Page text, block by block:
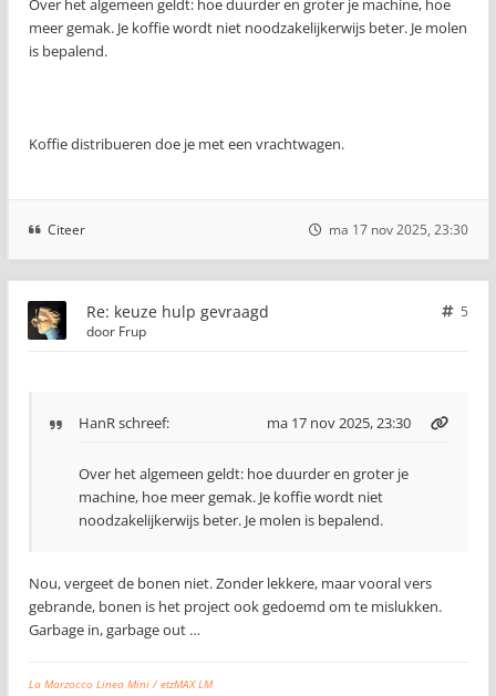
Over het algemeen geldt: hoe duurder en groter je machine, hoe
meer gemak. Je koffie wordt niet noodzakelijkerwijs beter. Je molen
is bepalend.
Koffie distribueren doe je met een vrachtwagen.
Citeer ma 17 nov 2025, 23:30
Re: keuze hulp gevraagd
5
door Frup
HanRschreef: ma 17 nov 2025, 23:30
Over het algemeen geldt: hoe duurder en groter je
machine, hoe meer gemak. Je koffie wordt niet
noodzakelijkerwijs beter. Je molen is bepalend.
Nou, vergeet de bonen niet. Zonder lekkere, maar vooral vers
gebrande, bonen is het project ook gedoemd om te mislukken.
Garbage in, garbage out …
La Marzocco Linea Mini / etzMAX LM